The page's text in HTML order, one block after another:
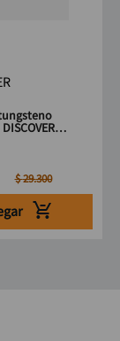
$29.300